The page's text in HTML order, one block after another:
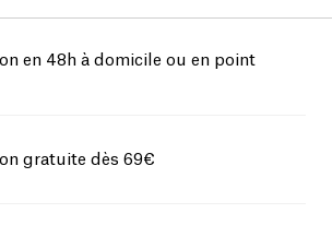
en 48h à domicile ou en point
gratuite dès 69€